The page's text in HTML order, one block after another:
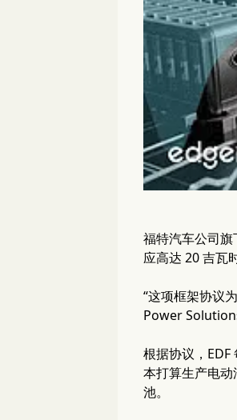
福特汽车公司
应高达 20 吉瓦
“这项框架协议
Power
根据协议，
本打算生产电
池。